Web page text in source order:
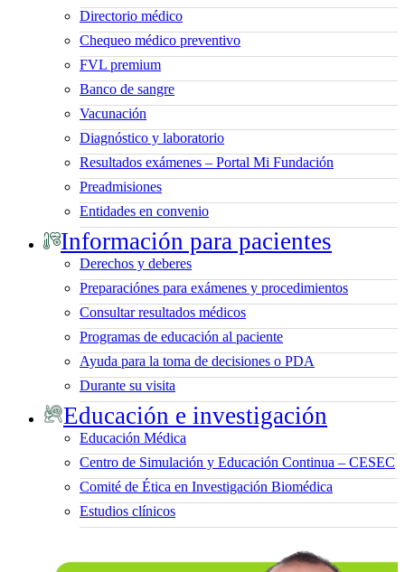
Directorio médico
Chequeo médico preventivo
FVL premium
Banco de sangre
Vacunación
Diagnóstico y laboratorio
Resultados exámenes – Portal Mi Fundación
Preadmisiones
Entidades en convenio
Información para pacientes
Derechos y deberes
Preparaciónes para exámenes y procedimientos
Consultar resultados médicos
Programas de educación al paciente
Ayuda para la toma de decisiones o PDA
Durante su visita
Educación e investigación
Educación Médica
Centro de Simulación y Educación Continua – CESEC
Comité de Ética en Investigación Biomédica
Estudios clínicos